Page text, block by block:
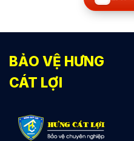
BẢO VỆ HƯNG
CÁT LỢI